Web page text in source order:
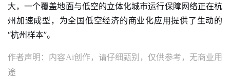
大，一个覆盖地面与低空的立体化城市运行保障网络正在杭
州加速成型，为全国低空经济的商业化应用提供了生动的
“杭州样本”。
作者声明：内容Ai创作，请仔细甄别，仅供参考，无商业用
途